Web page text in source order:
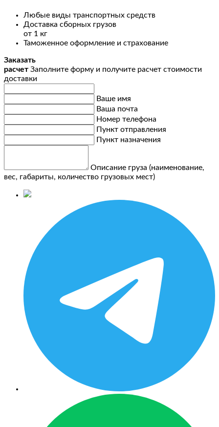
Любые виды транспортных средств
Доставка сборных грузов
от 1 кг
Таможенное оформление и страхование
Заказать
расчет Заполните форму и получите расчет стоимости
доставки
Ваше имя
Ваша почта
Номер телефона
Пункт отправления
Пункт назначения
Описание груза (наименование,
вес, габариты, количество грузовых мест)